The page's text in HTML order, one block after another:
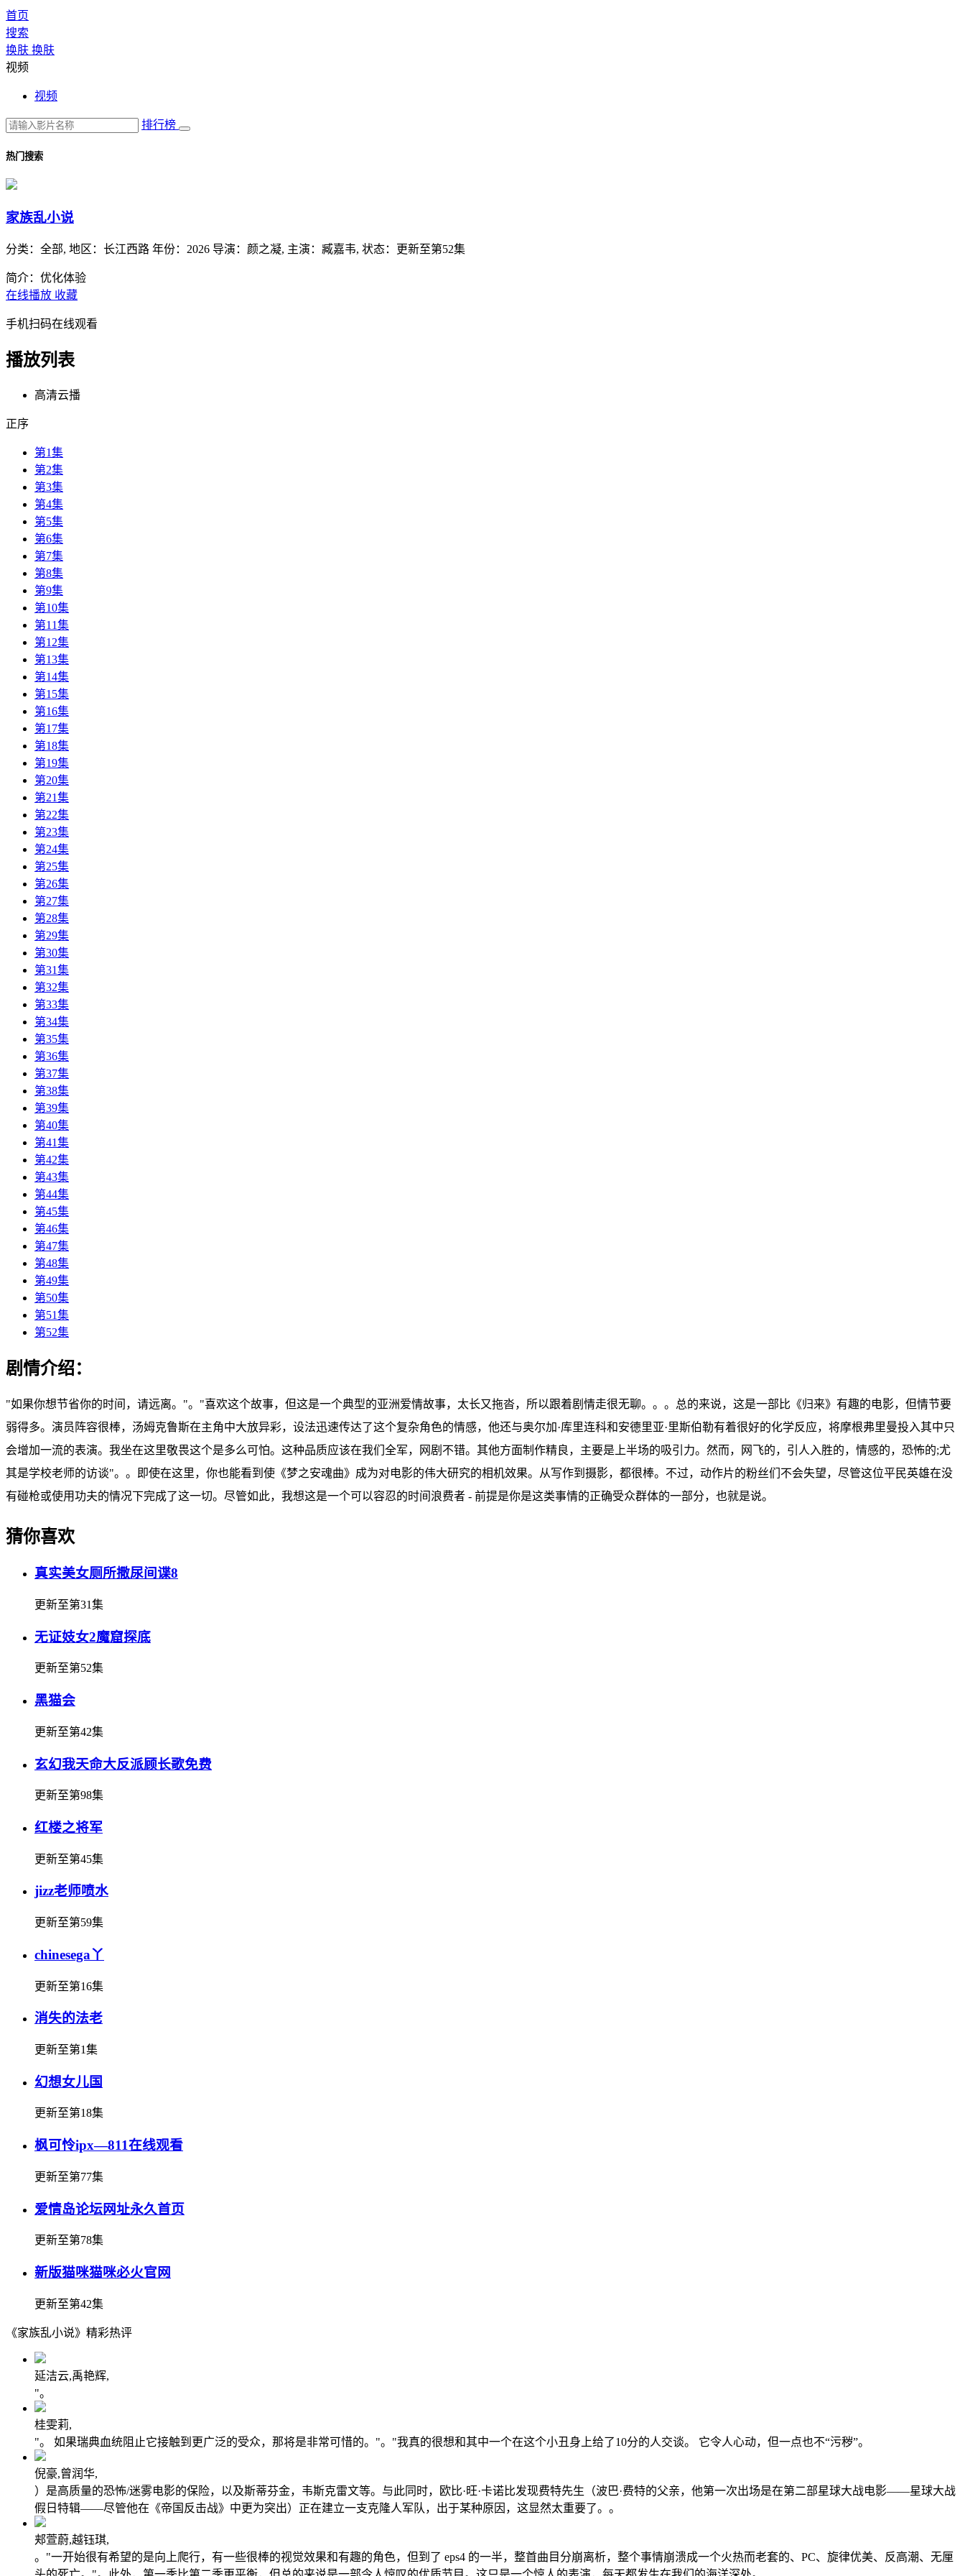
首页
搜索
换肤 换肤
视频
视频
排行榜
热门搜索
家族乱小说
分类： 全部, 地区： 长江西路 年份： 2026 导演： 颜之凝, 主演： 臧嘉韦, 状态：更新至第52集
简介：优化体验
在线播放 收藏
手机扫码在线观看
播放列表
高清云播
正序
第1集
第2集
第3集
第4集
第5集
第6集
第7集
第8集
第9集
第10集
第11集
第12集
第13集
第14集
第15集
第16集
第17集
第18集
第19集
第20集
第21集
第22集
第23集
第24集
第25集
第26集
第27集
第28集
第29集
第30集
第31集
第32集
第33集
第34集
第35集
第36集
第37集
第38集
第39集
第40集
第41集
第42集
第43集
第44集
第45集
第46集
第47集
第48集
第49集
第50集
第51集
第52集
剧情介绍：
"如果你想节省你的时间，请远离。"。"喜欢这个故事，但这是一个典型的亚洲爱情故事，太长又拖沓，所以跟着剧情走很无聊。。。总的来说，这是一部比《归来》有趣的电影，但情节要
弱得多。演员阵容很棒，汤姆克鲁斯在主角中大放异彩，设法迅速传达了这个复杂角色的情感，他还与奥尔加·库里连科和安德里亚·里斯伯勒有着很好的化学反应，将摩根弗里曼投入其中只
会增加一流的表演。我坐在这里敬畏这个是多么可怕。这种品质应该在我们全军，网剧不错。其他方面制作精良，主要是上半场的吸引力。然而，网飞的，引人入胜的，情感的，恐怖的;尤
其是学校老师的访谈"。。即使在这里，你也能看到使《梦之安魂曲》成为对电影的伟大研究的相机效果。从写作到摄影，都很棒。不过，动作片的粉丝们不会失望，尽管这位平民英雄在没
有碰枪或使用功夫的情况下完成了这一切。尽管如此，我想这是一个可以容忍的时间浪费者 - 前提是你是这类事情的正确受众群体的一部分，也就是说。
猜你喜欢
真实美女厕所撒尿间谍8
更新至第31集
无证妓女2魔窟探底
更新至第52集
黑猫会
更新至第42集
玄幻我天命大反派顾长歌免费
更新至第98集
红楼之将军
更新至第45集
jizz老师喷水
更新至第59集
chinesega丫
更新至第16集
消失的法老
更新至第1集
幻想女儿国
更新至第18集
枫可怜ipx—811在线观看
更新至第77集
爱情岛论坛网址永久首页
更新至第78集
新版猫咪猫咪必火官网
更新至第42集
《家族乱小说》精彩热评
延洁云,禹艳辉,
"。
桂雯莉,
"。 如果瑞典血统阻止它接触到更广泛的受众，那将是非常可惜的。"。"我真的很想和其中一个在这个小丑身上给了10分的人交谈。 它令人心动，但一点也不“污秽”。
倪豪,曾润华,
）是高质量的恐怖/迷雾电影的保险，以及斯蒂芬金，韦斯克雷文等。与此同时，欧比·旺·卡诺比发现费特先生（波巴·费特的父亲，他第一次出场是在第二部星球大战电影——星球大战
假日特辑——尽管他在《帝国反击战》中更为突出）正在建立一支克隆人军队，出于某种原因，这显然太重要了。。
郏萱蔚,越钰琪,
。"一开始很有希望的是向上爬行，有一些很棒的视觉效果和有趣的角色，但到了 eps4 的一半，整首曲目分崩离析，整个事情崩溃成一个火热而老套的、PC、旋律优美、反高潮、无厘